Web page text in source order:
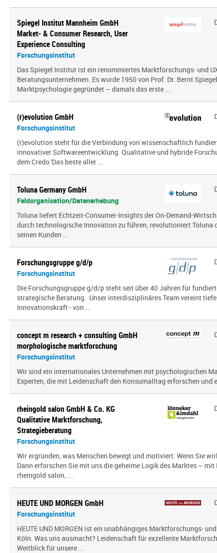
Spiegel Institut Mannheim GmbH
Market- & Consumer Research, User
Experience Consulting
Forschungsinstitut
Das Spiegel Institut ist ein renommiertes Marktforschungs- und
Beratungsunternehmen. Es wurde 1950 von Prof. Dr. Bernt
Marktpsychologie gegründet – damals das erste ...
(r)evolution GmbH
Forschungsinstitut
(r)evolution steht für die Verbindung von wissenschaftlich
innovativer Softwareentwicklung. Qualitative und hybride
dem Credo 'Das beste aller ...
Toluna Germany GmbH
Feldorganisation/Datenerhebung
Toluna liefert Echtzeit-Consumer-Insights der On-Demand-
durch technologische Innovation zu führen, revolutioniert
seinen Kunden ...
Forschungsgruppe g/d/p
Forschungsinstitut
Die Forschungsgruppe g/d/p steht seit über 40 Jahren für
strategische Beratung. Unser interdisziplinäres Team vereint
Innovationskraft - von ...
concept m research + consulting GmbH
morphologische marktforschung
Forschungsinstitut
Wir sind ein inter­na­tio­nales Unternehmen mit psy­cho­lo­gi­schen
Experten, die mit Leidenschaft den Konsumalltag erfor­schen und
rheingold salon GmbH & Co. KG
Qualitative Marktforschung,
Strategieberatung
Forschungsinstitut
Wir ergründen, was Menschen bewegt und motiviert. Wenn Sie
Dann erforschen Sie mit uns die geheime Logik des Marktes –
rheingold salon, ...
HEUTE UND MORGEN GmbH
Forschungsinstitut
HEUTE UND MORGEN ist ein unabhängiges Marktforschungs-
Köln. Was uns ausmacht? Leidenschaft für exzellente
Weitblick für unsere ...